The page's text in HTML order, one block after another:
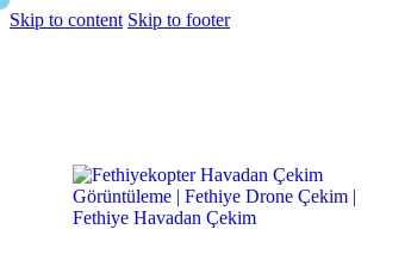
Skip to content Skip to footer